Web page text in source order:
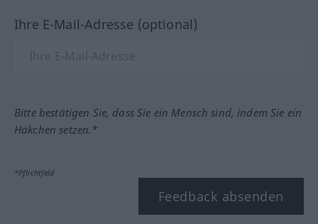
Ihre E-Mail-Adresse (optional)
Bitte bestätigen Sie, dass Sie ein Mensch sind, indem Sie ein
Häkchen setzen.*
*Pflichtfeld
Feedback absenden